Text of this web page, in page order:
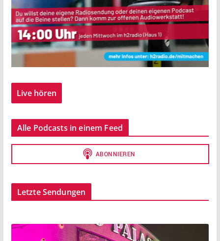
Live hören
Alle Podcasts in einem Feed
Letzte Sendungen